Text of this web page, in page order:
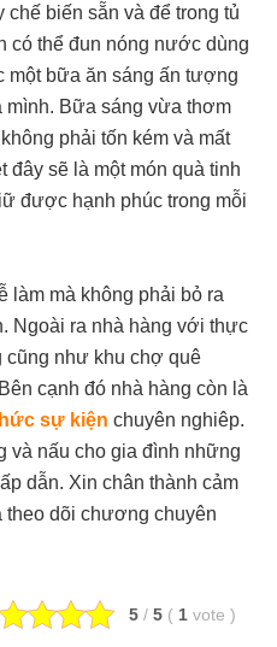
biến sẵn và để trong tủ
có thể đun nóng nước dùng
bữa ăn sáng ấn tượng
mình. Bữa sáng vừa thơm
phải tốn kém và mất
đây sẽ là một món quà tinh
được hạnh phúc trong mỗi
làm mà không phải bỏ ra
Ngoài ra nhà hàng với thực
cũng như khu chợ quê
cạnh đó nhà hàng còn là
sự kiện chuyên nghiêp.
và nấu cho gia đình những
dẫn. Xin chân thành cảm
theo dõi chương chuyên
5 / 5 ( 1 vote )